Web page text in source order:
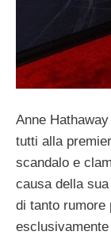
Anne
tutti alla
scandalo e
causa della
di tanto rumore
esclusivamente